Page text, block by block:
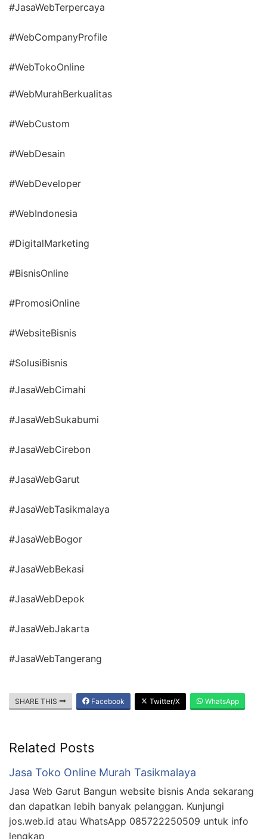
#JasaWebTerpercaya
#WebCompanyProfile
#WebTokoOnline
#WebMurahBerkualitas
#WebCustom
#WebDesain
#WebDeveloper
#WebIndonesia
#DigitalMarketing
#BisnisOnline
#PromosiOnline
#WebsiteBisnis
#SolusiBisnis
#JasaWebCimahi
#JasaWebSukabumi
#JasaWebCirebon
#JasaWebGarut
#JasaWebTasikmalaya
#JasaWebBogor
#JasaWebBekasi
#JasaWebDepok
#JasaWebJakarta
#JasaWebTangerang
SHARE THIS Facebook Twitter/X WhatsApp
Related Posts
Jasa Toko Online Murah Tasikmalaya
Jasa Web Garut Bangun website bisnis Anda sekarang
dan dapatkan lebih banyak pelanggan. Kunjungi
jos.web.id atau WhatsApp 085722250509 untuk info
lengkap